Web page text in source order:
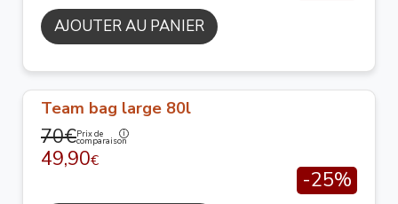
AJOUTER AU PANIER
Team bag large 80l
70€Prix de
comparaison
49,90€
-25%